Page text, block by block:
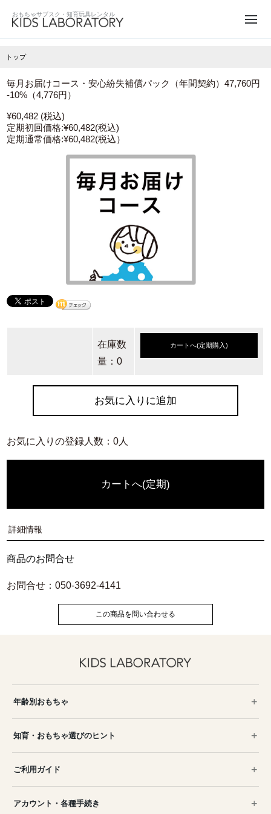
トップ
毎月お届けコース・安心紛失補償パック（年間契約）47,760円
-10%（4,776円）
¥60,482 (税込)
定期初回価格:¥60,482(税込)
定期通常価格:¥60,482(税込）
在庫数
量：0
カートへ(定期購入)
お気に入りに追加
お気に入りの登録人数：0人
カートへ(定期)
詳細情報
商品のお問合せ
お問合せ：050-3692-4141
この商品を問い合わせる
年齢別おもちゃ
知育・おもちゃ選びのヒント
ご利用ガイド
アカウント・各種手続き